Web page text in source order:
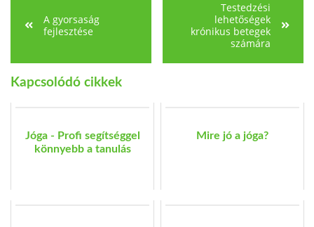
A gyorsaság
fejlesztése
Testedzési
lehetőségek
krónikus betegek
számára
Kapcsolódó cikkek
Jóga - Profi segítséggel
könnyebb a tanulás
Mire jó a jóga?